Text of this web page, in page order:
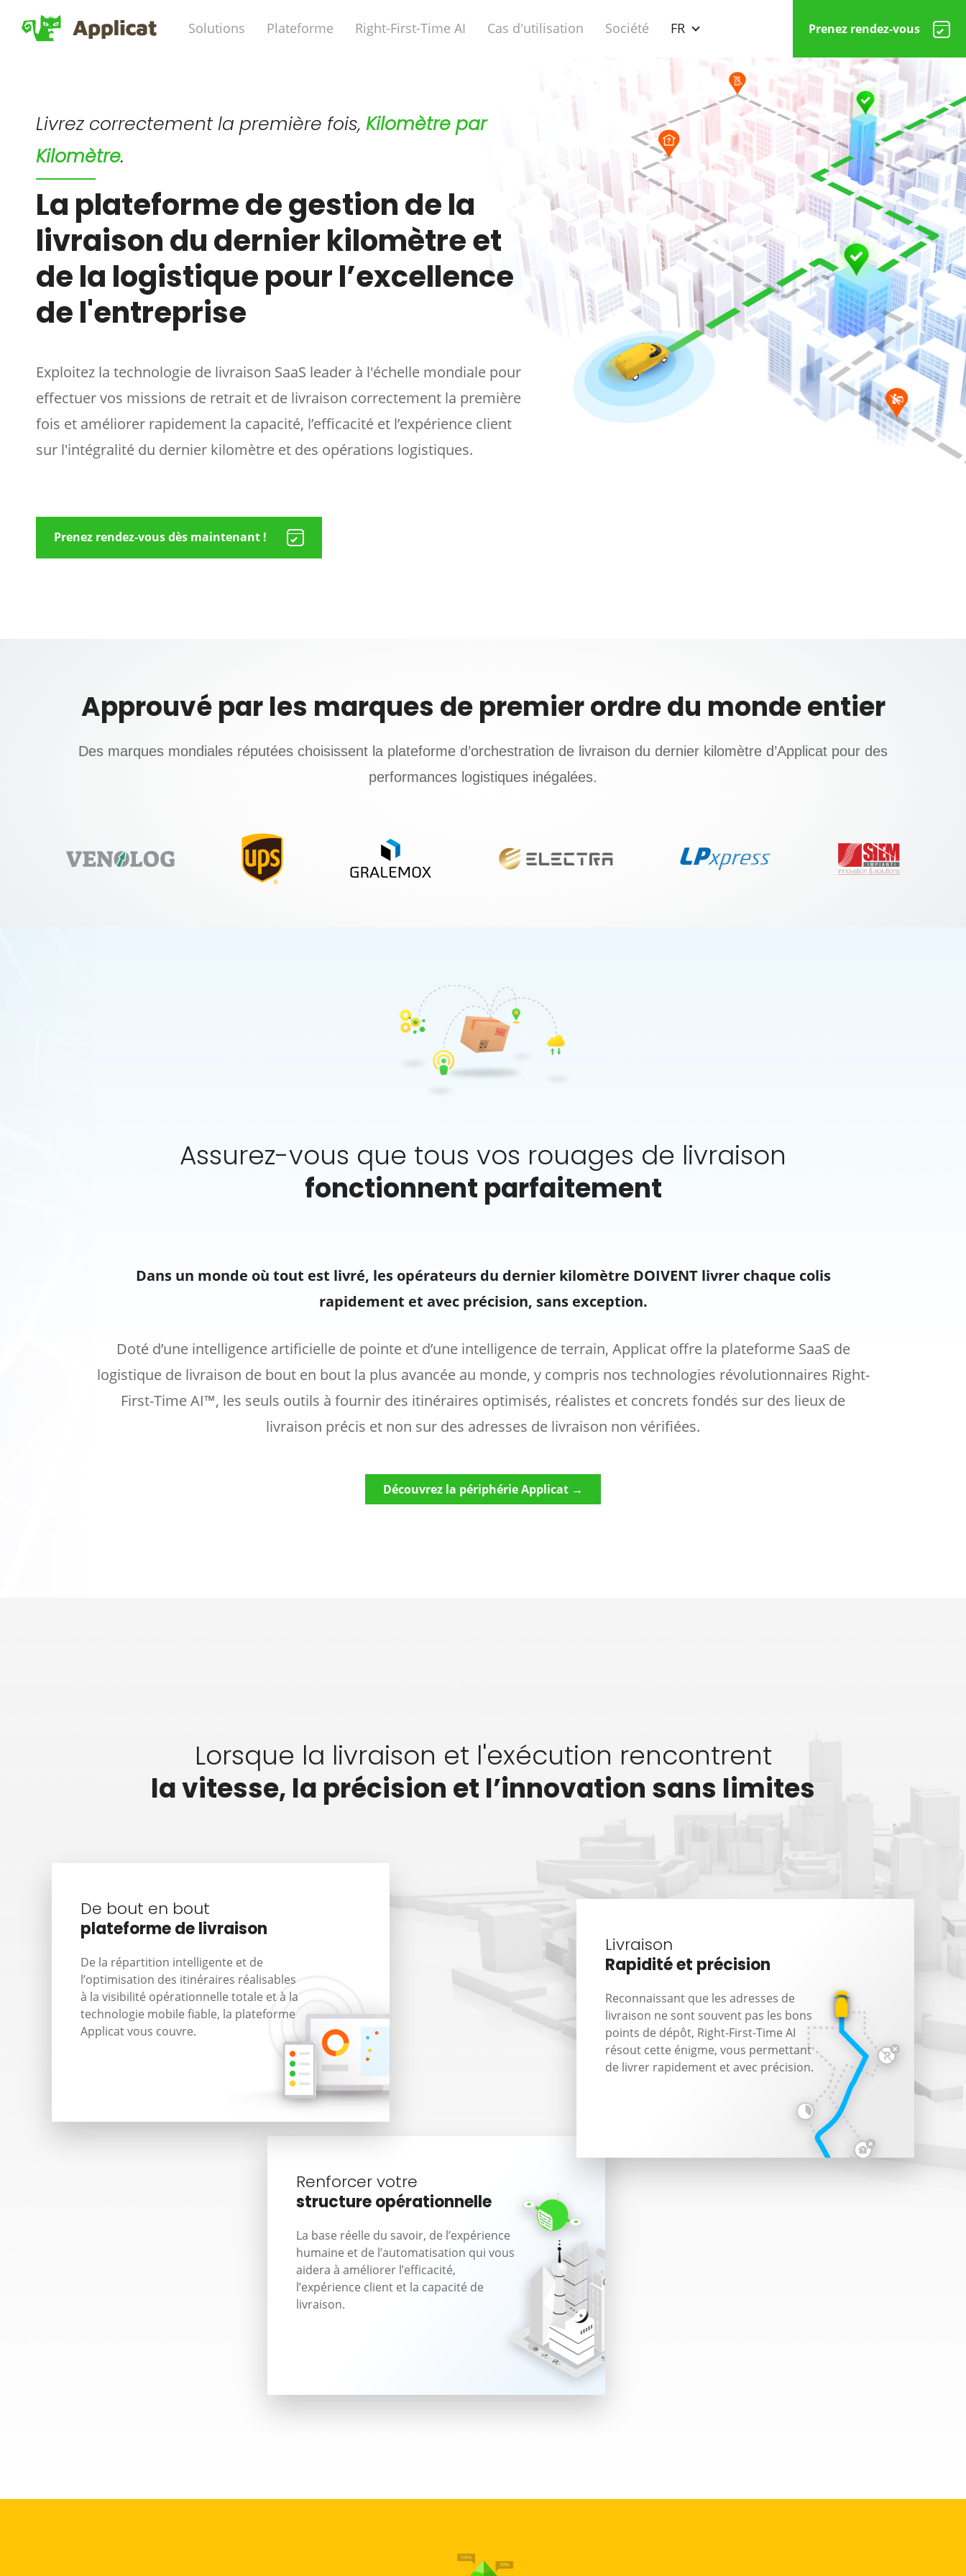
Solutions Plateforme Right-First-Time AI Cas d'utilisation Société FR Prenez rendez-vous
Livrez correctement la première fois, Kilomètre par
Kilomètre.
La plateforme de gestion de la
livraison du dernier kilomètre et
de la logistique pour l’excellence
de l'entreprise
Exploitez la technologie de livraison SaaS leader à l'échelle mondiale pour
effectuer vos missions de retrait et de livraison correctement la première
fois et améliorer rapidement la capacité, l’efficacité et l’expérience client
sur l'intégralité du dernier kilomètre et des opérations logistiques.
Prenez rendez-vous dès maintenant !
Approuvé par les marques de premier ordre du monde entier
Des marques mondiales réputées choisissent la plateforme d’orchestration de livraison du dernier kilomètre d’Applicat pour des
performances logistiques inégalées.
Assurez-vous que tous vos rouages de livraison
fonctionnent parfaitement
Dans un monde où tout est livré, les opérateurs du dernier kilomètre DOIVENT livrer chaque colis
rapidement et avec précision, sans exception.
Doté d’une intelligence artificielle de pointe et d’une intelligence de terrain, Applicat offre la plateforme SaaS de
logistique de livraison de bout en bout la plus avancée au monde, y compris nos technologies révolutionnaires Right-
First-Time AI™, les seuls outils à fournir des itinéraires optimisés, réalistes et concrets fondés sur des lieux de
livraison précis et non sur des adresses de livraison non vérifiées.
Découvrez la périphérie Applicat →
Lorsque la livraison et l'exécution rencontrent
la vitesse, la précision et l’innovation sans limites
De bout en bout
plateforme de livraison
De la répartition intelligente et de
l’optimisation des itinéraires réalisables
à la visibilité opérationnelle totale et à la
technologie mobile fiable, la plateforme
Applicat vous couvre.
Livraison
Rapidité et précision
Reconnaissant que les adresses de
livraison ne sont souvent pas les bons
points de dépôt, Right-First-Time AI
résout cette énigme, vous permettant
de livrer rapidement et avec précision.
Renforcer votre
structure opérationnelle
La base réelle du savoir, de l’expérience
humaine et de l’automatisation qui vous
aidera à améliorer l’efficacité,
l’expérience client et la capacité de
livraison.